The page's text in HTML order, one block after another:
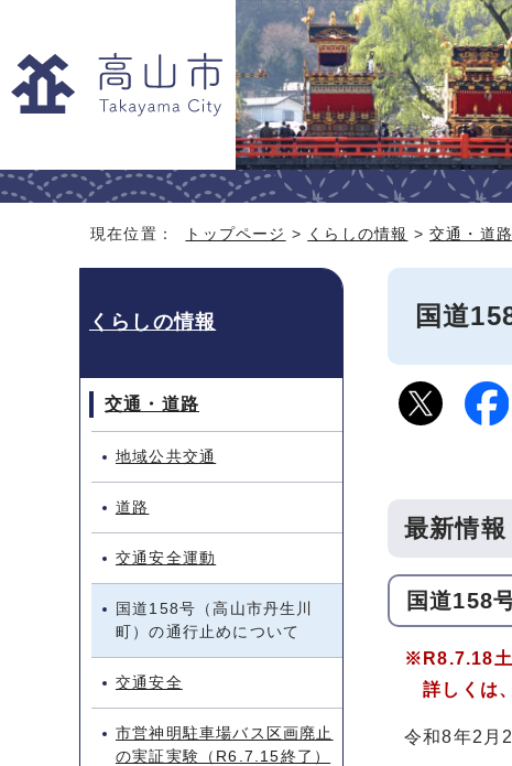
現在位置： トップページ > くらしの情報 >交通・道路
国道
最新情報
国道158
※R8.7.18土
詳しくは
令和8年2月
くらしの情報
交通・道路
地域公共交通
道路
交通安全運動
国道158号（高山市丹生川
町）の通行止めについて
交通安全
市営神明駐車場バス区画廃止
の実証実験（R6.7.15終了）